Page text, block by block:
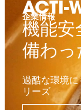
企業情報
ACTI-
機能安
備わっ
過酷な環境
リーズ